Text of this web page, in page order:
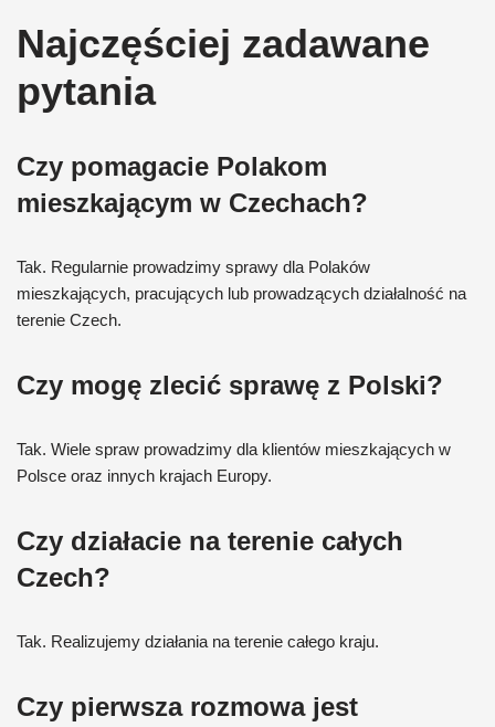
Najczęściej zadawane
pytania
Czy pomagacie Polakom
mieszkającym w Czechach?
Tak. Regularnie prowadzimy sprawy dla Polaków
mieszkających, pracujących lub prowadzących działalność na
terenie Czech.
Czy mogę zlecić sprawę z Polski?
Tak. Wiele spraw prowadzimy dla klientów mieszkających w
Polsce oraz innych krajach Europy.
Czy działacie na terenie całych
Czech?
Tak. Realizujemy działania na terenie całego kraju.
Czy pierwsza rozmowa jest